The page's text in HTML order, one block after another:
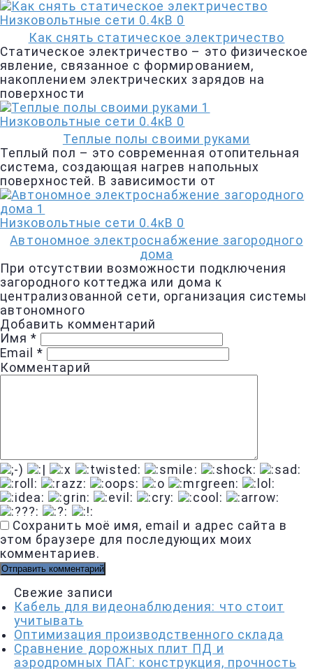
Низковольтные сети 0.4кВ 0
Как снять статическое электричество
Статическое электричество – это физическое
явление, связанное с формированием,
накоплением электрических зарядов на
поверхности
Низковольтные сети 0.4кВ 0
Теплые полы своими руками
Теплый пол – это современная отопительная
система, создающая нагрев напольных
поверхностей. В зависимости от
Низковольтные сети 0.4кВ 0
Автономное электроснабжение загородного
дома
При отсутствии возможности подключения
загородного коттеджа или дома к
централизованной сети, организация системы
автономного
Добавить комментарий
Имя*
Email*
Комментарий
Сохранить моё имя, email и адрес сайта в
этом браузере для последующих моих
комментариев.
Свежие записи
Кабель для видеонаблюдения: что стоит
учитывать
Оптимизация производственного склада
Сравнение дорожных плит ПД и
аэродромных ПАГ: конструкция, прочность